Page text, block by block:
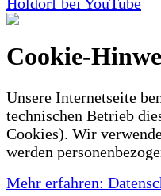
Cookie-
Unsere Internetseite
technischen Betrieb
Cookies). Wir
werden
Mehr erfahren: